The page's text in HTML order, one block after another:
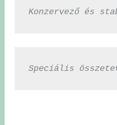
Konzervező és
Speciális